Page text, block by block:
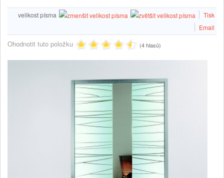
velikost písma
Tisk
Email
Ohodnotit tuto položku (4 hlasů)